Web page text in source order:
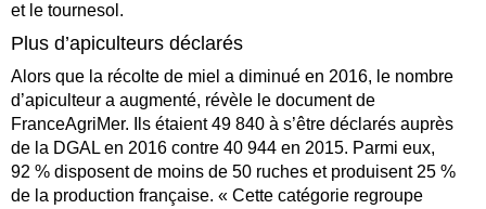
et le tournesol.
Plus d’apiculteurs déclarés
Alors que la récolte de miel a diminué en 2016, le nombre
d’apiculteur a augmenté, révèle le document de
FranceAgriMer. Ils étaient 49 840 à s’être déclarés auprès
de la DGAL en 2016 contre 40 944 en 2015. Parmi eux,
92 % disposent de moins de 50 ruches et produisent 25 %
de la production française. « Cette catégorie regroupe